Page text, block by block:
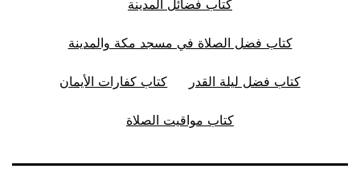
كتاب فضائل المدينة
كتاب فضل الصلاة في مسجد مكة والمدينة
كتاب فضل ليلة القدر كتاب كفارات الأيمان
كتاب مواقيت الصلاة